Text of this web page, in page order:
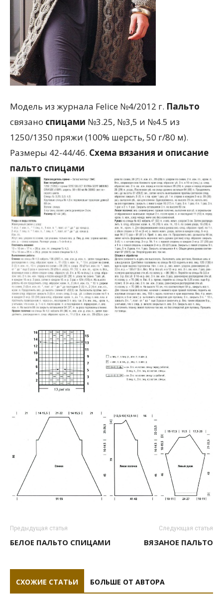
Модель из журнала Felice №4/2012 г. Пальто
связано спицами №3.25, №3,5 и №4.5 из
1250/1350 пряжи (100% шерсть, 50 г/80 м).
Размеры 42-44/46. Схема вязания и описание
пальто спицами
Предыдущая статья
БЕЛОЕ ПАЛЬТО СПИЦАМИ
Следующая статья
ВЯЗАНОЕ ПАЛЬТО
СХОЖИЕ СТАТЬИ БОЛЬШЕ ОТ АВТОРА